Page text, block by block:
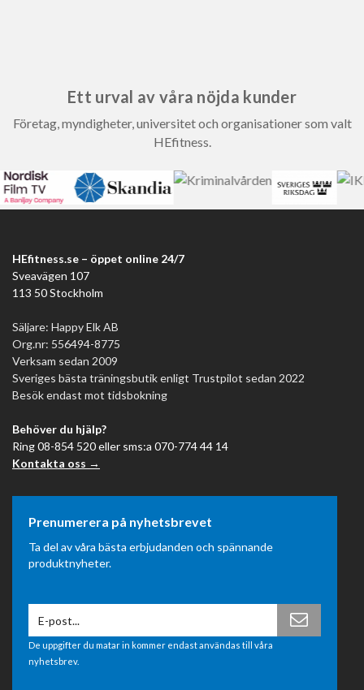
Ett urval av våra nöjda kunder
Företag, myndigheter, universitet och organisationer som valt
HEfitness.
HEfitness.se – öppet online 24/7
Sveavägen 107
113 50 Stockholm
Säljare: Happy Elk AB
Org.nr: 556494-8775
Verksam sedan 2009
Sveriges bästa träningsbutik enligt Trustpilot sedan 2022
Besök endast mot tidsbokning
Behöver du hjälp?
Ring 08-854 520 eller sms:a 070-774 44 14
Kontakta oss →
Prenumerera på nyhetsbrevet
Ta del av våra bästa erbjudanden och spännande
produktnyheter.
De uppgifter du matar in kommer endast användas till våra
nyhetsbrev.